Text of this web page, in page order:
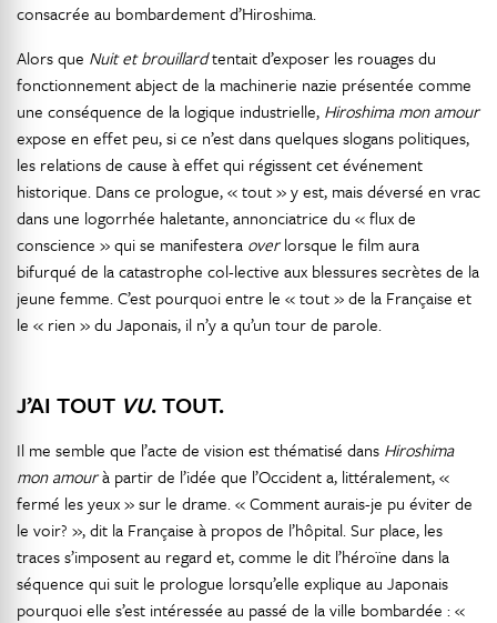
consacrée au bombardement d’Hiroshima.
Alors que Nuit et brouillardtentait d’exposer les rouages du
fonctionnement abject de la machinerie nazie présentée comme
une conséquence de la logique industrielle, Hiroshima mon amour
expose en effet peu, si ce n’est dans quelques slogans politiques,
les relations de cause à effet qui régissent cet événement
historique. Dans ce prologue, « tout » y est, mais déversé en vrac
dans une logorrhée haletante, annonciatrice du « flux de
conscience » qui se manifestera overlorsque le film aura
bifurqué de la catastrophe col-lective aux blessures secrètes de la
jeune femme. C’est pourquoi entre le « tout » de la Française et
le « rien » du Japonais, il n’y a qu’un tour de parole.
J’AI TOUT VU. TOUT.
Il me semble que l’acte de vision est thématisé dans Hiroshima
mon amourà partir de l’idée que l’Occident a, littéralement, «
fermé les yeux » sur le drame. « Comment aurais-je pu éviter de
le voir? », dit la Française à propos de l’hôpital. Sur place, les
traces s’imposent au regard et, comme le dit l’héroïne dans la
séquence qui suit le prologue lorsqu’elle explique au Japonais
pourquoi elle s’est intéressée au passé de la ville bombardée : «